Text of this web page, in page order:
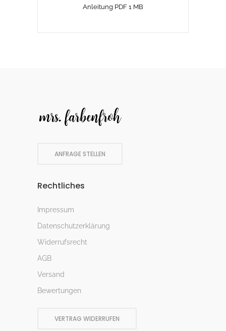
Anleitung PDF 1 MB
ANFRAGE STELLEN
Rechtliches
Impressum
Datenschutzerklärung
Widerrufsrecht
AGB
Versand
Bewertungen
VERTRAG WIDERRUFEN